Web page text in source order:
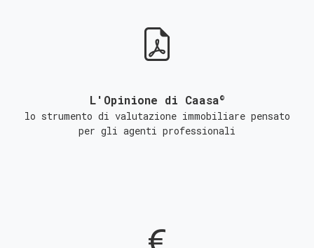
L'Opinione di Caasa©
lo strumento di valutazione immobiliare pensato
per gli agenti professionali